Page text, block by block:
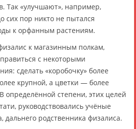
Так «улучшают», например,
сих пор никто не пытался
к орфанным растениям.
к магазинным полкам,
с некоторыми
сделать «коробочку» более
крупной, а цветки — более
определённой степени, этих целей
руководствовались учёные
дальнего родственника физалиса.